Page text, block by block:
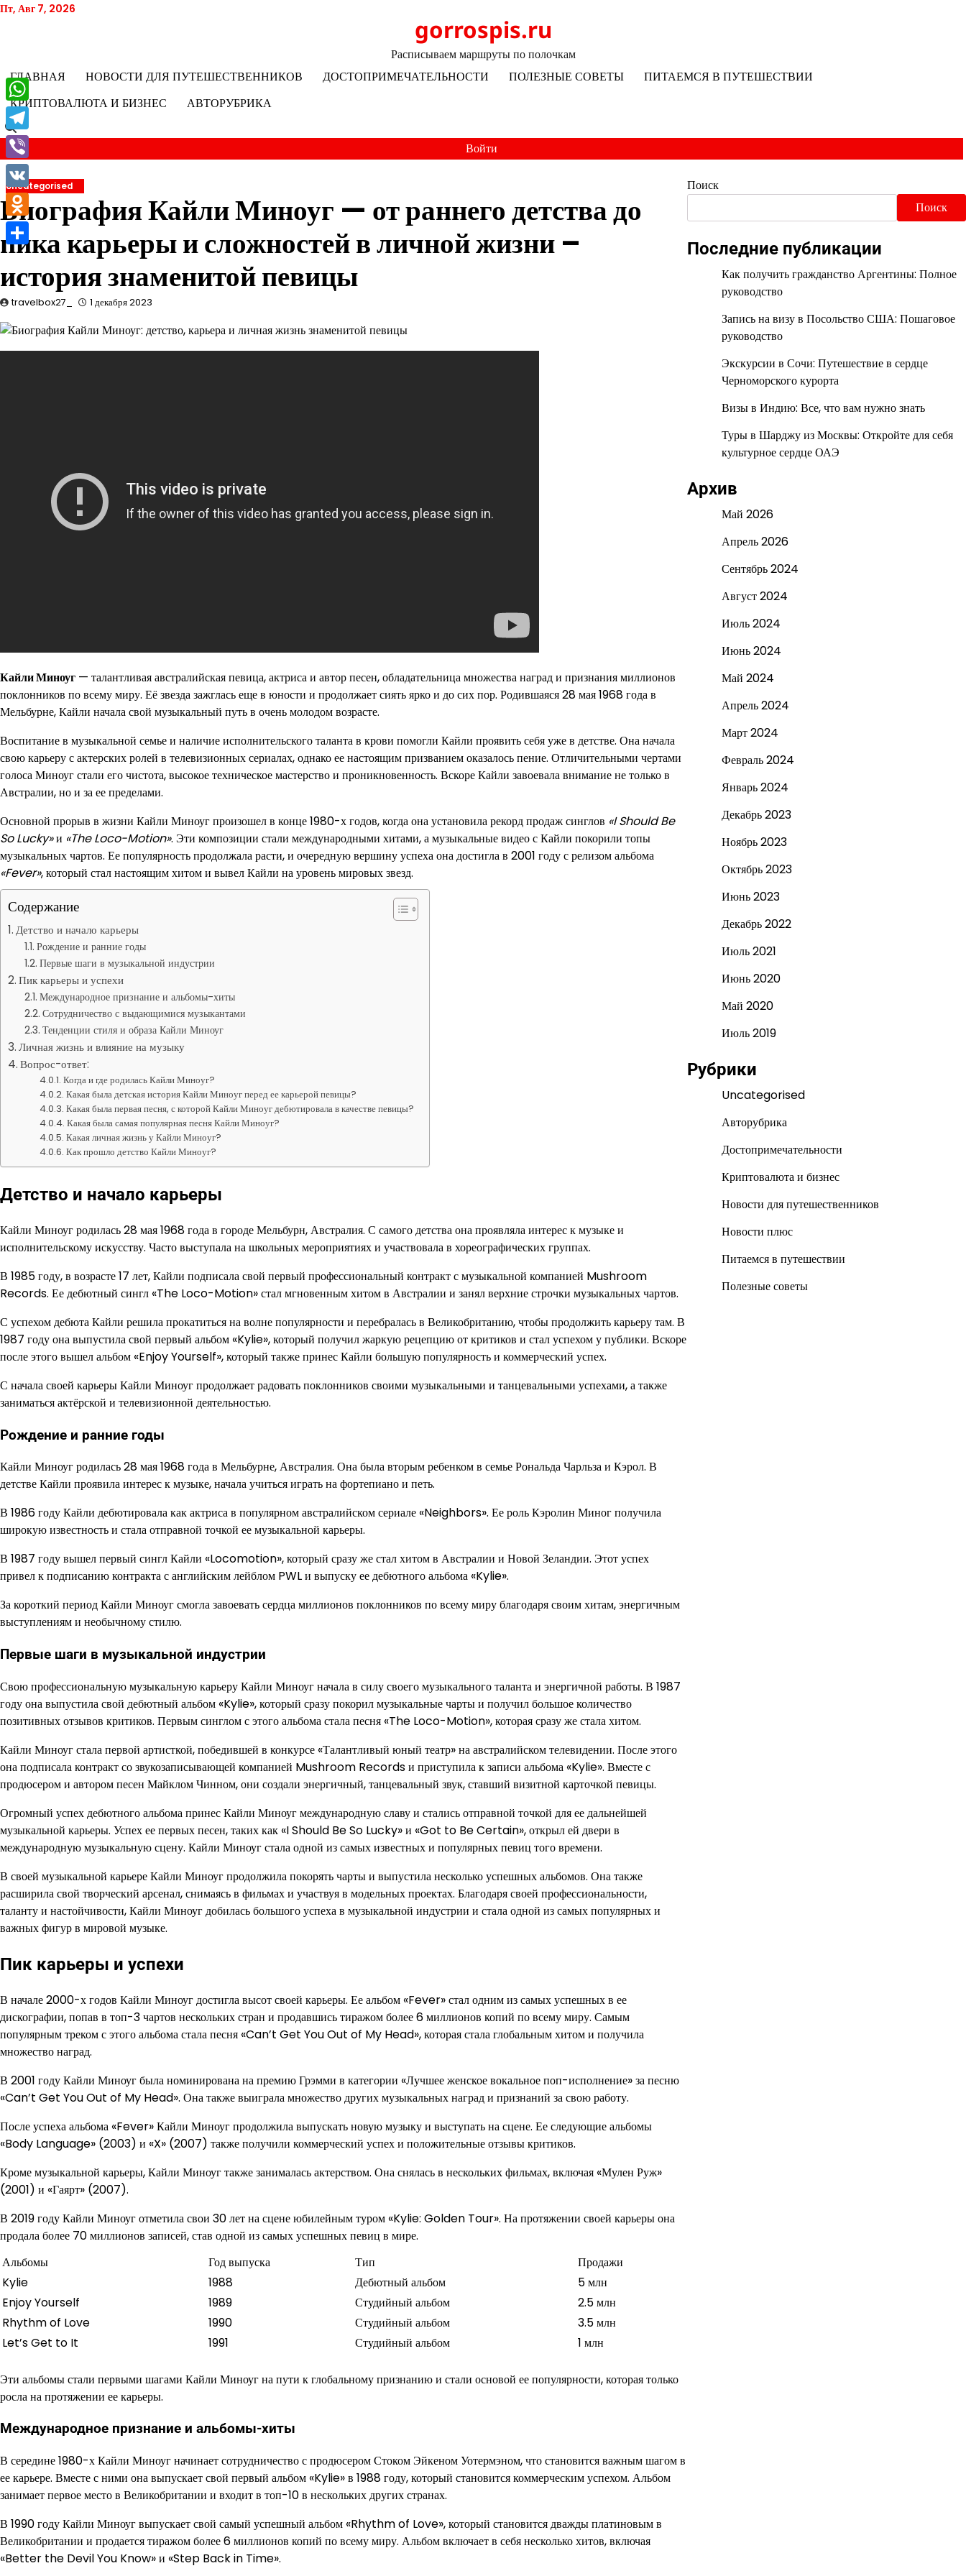
Перейти
Пт, Авг 7, 2026
gorrospis.ru
Расписываем маршруты по полочкам
ГЛАВНАЯ
НОВОСТИ ДЛЯ ПУТЕШЕСТВЕННИКОВ ДОСТОПРИМЕЧАТЕЛЬНОСТИ ПОЛЕЗНЫЕ СОВЕТЫ
ПИТАЕМСЯ В ПУТЕШЕСТВИИ
КРИПТОВАЛЮТА И БИЗНЕС
АВТОРУБРИКА
Войти
Uncategorised
Биография Кайли Миноуг — от раннего детства до
пика карьеры и сложностей в личной жизни –
история знаменитой певицы
travelbox27_ 1 декабря 2023
Кайли Миноуг — талантливая австралийская певица, актриса и автор песен, обладательница множества наград и признания миллионов
поклонников по всему миру. Её звезда зажглась еще в юности и продолжает сиять ярко и до сих пор. Родившаяся 28 мая 1968 года в
Мельбурне, Кайли начала свой музыкальный путь в очень молодом возрасте.
Воспитание в музыкальной семье и наличие исполнительского таланта в крови помогли Кайли проявить себя уже в детстве. Она начала
свою карьеру с актерских ролей в телевизионных сериалах, однако ее настоящим призванием оказалось пение. Отличительными чертами
голоса Миноуг стали его чистота, высокое техническое мастерство и проникновенность. Вскоре Кайли завоевала внимание не только в
Австралии, но и за ее пределами.
Основной прорыв в жизни Кайли Миноуг произошел в конце 1980-х годов, когда она установила рекорд продаж синглов «I Should Be
So Lucky»и «The Loco-Motion». Эти композиции стали международными хитами, а музыкальные видео с Кайли покорили топы
музыкальных чартов. Ее популярность продолжала расти, и очередную вершину успеха она достигла в 2001 году с релизом альбома
«Fever», который стал настоящим хитом и вывел Кайли на уровень мировых звезд.
Содержание
Детство и начало карьеры
Рождение и ранние годы
Первые шаги в музыкальной индустрии
Пик карьеры и успехи
Международное признание и альбомы-хиты
Сотрудничество с выдающимися музыкантами
Тенденции стиля и образа Кайли Миноуг
Личная жизнь и влияние на музыку
Вопрос-ответ:
Когда и где родилась Кайли Миноуг?
Какая была детская история Кайли Миноуг перед ее карьерой певицы?
Какая была первая песня, с которой Кайли Миноуг дебютировала в качестве певицы?
Какая была самая популярная песня Кайли Миноуг?
Какая личная жизнь у Кайли Миноуг?
Как прошло детство Кайли Миноуг?
Детство и начало карьеры
Кайли Миноуг родилась 28 мая 1968 года в городе Мельбурн, Австралия. С самого детства она проявляла интерес к музыке и
исполнительскому искусству. Часто выступала на школьных мероприятиях и участвовала в хореографических группах.
В 1985 году, в возрасте 17 лет, Кайли подписала свой первый профессиональный контракт с музыкальной компанией Mushroom
Records. Ее дебютный сингл «The Loco-Motion» стал мгновенным хитом в Австралии и занял верхние строчки музыкальных чартов.
С успехом дебюта Кайли решила прокатиться на волне популярности и перебралась в Великобританию, чтобы продолжить карьеру там. В
1987 году она выпустила свой первый альбом «Kylie», который получил жаркую рецепцию от критиков и стал успехом у публики. Вскоре
после этого вышел альбом «Enjoy Yourself», который также принес Кайли большую популярность и коммерческий успех.
С начала своей карьеры Кайли Миноуг продолжает радовать поклонников своими музыкальными и танцевальными успехами, а также
заниматься актёрской и телевизионной деятельностью.
Рождение и ранние годы
Кайли Миноуг родилась 28 мая 1968 года в Мельбурне, Австралия. Она была вторым ребенком в семье Рональда Чарльза и Кэрол. В
детстве Кайли проявила интерес к музыке, начала учиться играть на фортепиано и петь.
В 1986 году Кайли дебютировала как актриса в популярном австралийском сериале «Neighbors». Ее роль Кэролин Миног получила
широкую известность и стала отправной точкой ее музыкальной карьеры.
В 1987 году вышел первый сингл Кайли «Locomotion», который сразу же стал хитом в Австралии и Новой Зеландии. Этот успех
привел к подписанию контракта с английским лейблом PWL и выпуску ее дебютного альбома «Kylie».
За короткий период Кайли Миноуг смогла завоевать сердца миллионов поклонников по всему миру благодаря своим хитам, энергичным
выступлениям и необычному стилю.
Первые шаги в музыкальной индустрии
Свою профессиональную музыкальную карьеру Кайли Миноуг начала в силу своего музыкального таланта и энергичной работы. В 1987
году она выпустила свой дебютный альбом «Kylie», который сразу покорил музыкальные чарты и получил большое количество
позитивных отзывов критиков. Первым синглом с этого альбома стала песня «The Loco-Motion», которая сразу же стала хитом.
Кайли Миноуг стала первой артисткой, победившей в конкурсе «Талантливый юный театр» на австралийском телевидении. После этого
она подписала контракт со звукозаписывающей компанией Mushroom Records и приступила к записи альбома «Kylie». Вместе с
продюсером и автором песен Майклом Чинном, они создали энергичный, танцевальный звук, ставший визитной карточкой певицы.
Огромный успех дебютного альбома принес Кайли Миноуг международную славу и стались отправной точкой для ее дальнейшей
музыкальной карьеры. Успех ее первых песен, таких как «I Should Be So Lucky» и «Got to Be Certain», открыл ей двери в
международную музыкальную сцену. Кайли Миноуг стала одной из самых известных и популярных певиц того времени.
В своей музыкальной карьере Кайли Миноуг продолжила покорять чарты и выпустила несколько успешных альбомов. Она также
расширила свой творческий арсенал, снимаясь в фильмах и участвуя в модельных проектах. Благодаря своей профессиональности,
таланту и настойчивости, Кайли Миноуг добилась большого успеха в музыкальной индустрии и стала одной из самых популярных и
важных фигур в мировой музыке.
Пик карьеры и успехи
В начале 2000-х годов Кайли Миноуг достигла высот своей карьеры. Ее альбом «Fever» стал одним из самых успешных в ее
дискографии, попав в топ-3 чартов нескольких стран и продавшись тиражом более 6 миллионов копий по всему миру. Самым
популярным треком с этого альбома стала песня «Can’t Get You Out of My Head», которая стала глобальным хитом и получила
множество наград.
В 2001 году Кайли Миноуг была номинирована на премию Грэмми в категории «Лучшее женское вокальное поп-исполнение» за песню
«Can’t Get You Out of My Head». Она также выиграла множество других музыкальных наград и признаний за свою работу.
После успеха альбома «Fever» Кайли Миноуг продолжила выпускать новую музыку и выступать на сцене. Ее следующие альбомы
«Body Language» (2003) и «X» (2007) также получили коммерческий успех и положительные отзывы критиков.
Кроме музыкальной карьеры, Кайли Миноуг также занималась актерством. Она снялась в нескольких фильмах, включая «Мулен Руж»
(2001) и «Гаярт» (2007).
В 2019 году Кайли Миноуг отметила свои 30 лет на сцене юбилейным туром «Kylie: Golden Tour». На протяжении своей карьеры она
продала более 70 миллионов записей, став одной из самых успешных певиц в мире.
Альбомы
Год выпуска Тип
Продажи
Kylie
1988 Дебютный альбом
5 млн
Enjoy Yourself
1989 Студийный альбом
2.5 млн
Rhythm of Love
1990 Студийный альбом
3.5 млн
Let’s Get to It
1991 Студийный альбом 1 млн
Эти альбомы стали первыми шагами Кайли Миноуг на пути к глобальному признанию и стали основой ее популярности, которая только
росла на протяжении ее карьеры.
Международное признание и альбомы-хиты
В середине 1980-х Кайли Миноуг начинает сотрудничество с продюсером Стоком Эйкеном Уотермэном, что становится важным шагом в
ее карьере. Вместе с ними она выпускает свой первый альбом «Kylie» в 1988 году, который становится коммерческим успехом. Альбом
занимает первое место в Великобритании и входит в топ-10 в нескольких других странах.
В 1990 году Кайли Миноуг выпускает свой самый успешный альбом «Rhythm of Love», который становится дважды платиновым в
Великобритании и продается тиражом более 6 миллионов копий по всему миру. Альбом включает в себя несколько хитов, включая
«Better the Devil You Know» и «Step Back in Time».
Поиск
Поиск
Последние публикации
Как получить гражданство Аргентины: Полное
руководство
Запись на визу в Посольство США: Пошаговое
руководство
Экскурсии в Сочи: Путешествие в сердце
Черноморского курорта
Визы в Индию: Все, что вам нужно знать
Туры в Шарджу из Москвы: Откройте для себя
культурное сердце ОАЭ
Архив
Май 2026
Апрель 2026
Сентябрь 2024
Август 2024
Июль 2024
Июнь 2024
Май 2024
Апрель 2024
Март 2024
Февраль 2024
Январь 2024
Декабрь 2023
Ноябрь 2023
Октябрь 2023
Июнь 2023
Декабрь 2022
Июль 2021
Июнь 2020
Май 2020
Июль 2019
Рубрики
Uncategorised
Авторубрика
Достопримечательности
Криптовалюта и бизнес
Новости для путешественников
Новости плюс
Питаемся в путешествии
Полезные советы
WhatsApp
Telegram
Viber
VK
Odnoklassniki
Отправить